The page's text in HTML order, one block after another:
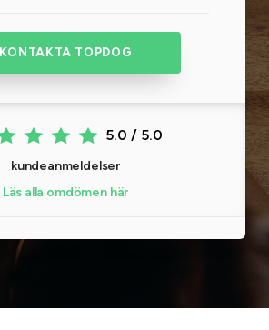
KONTAKTA TOPDOG
5.0 / 5.0
kundeanmeldelser
Läs alla omdömen här